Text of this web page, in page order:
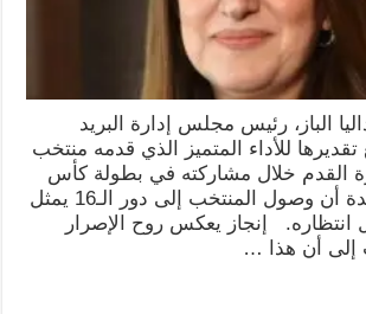
الباز، رئيس مجلس إدارة البريد
للأداء المتميز الذي قدمه منتخب
القدم خلال مشاركته في بطولة كأس
العالم 2026، مؤكدة أن وصول المنتخب إلى دور الـ16 يمثل
انتظاره. إنجاز يعكس روح الإصرار
إلى أن هذا …